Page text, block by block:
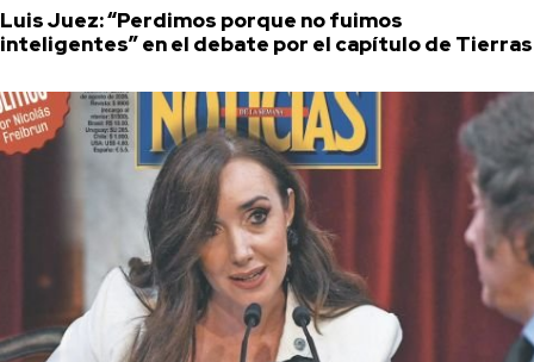
Luis Juez: “Perdimos porque no fuimos
inteligentes” en el debate por el capítulo de Tierras